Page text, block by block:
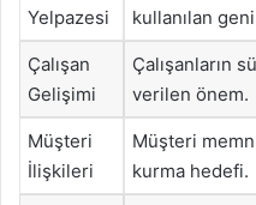
Yelpazesi
kullanılan
Çalışan
Gelişimi
Çalışanların
verilen önem.
Müşteri
İlişkileri
Müşteri
kurma hedefi.